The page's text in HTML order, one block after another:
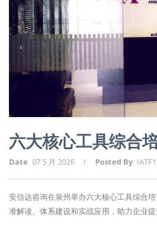
六大核心工具综合
Date 07 5 月 2026 / Posted By
安信达咨询在泉州举办六大核心工具综合
准解读、体系建设和实战应用，助力企业